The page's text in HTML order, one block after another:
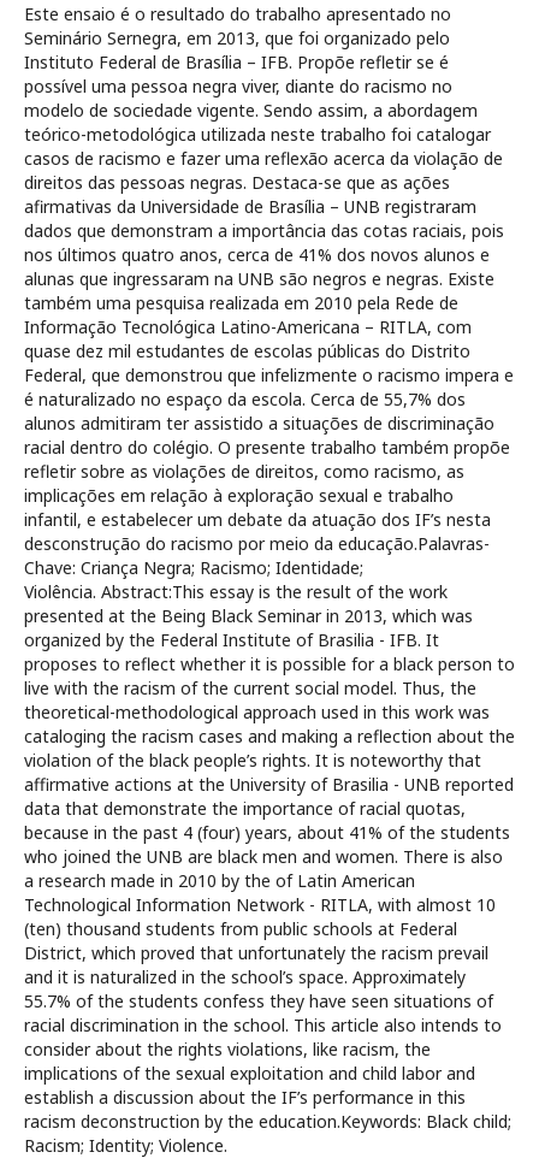
Este ensaio é o resultado do trabalho apresentado no
Seminário Sernegra, em 2013, que foi organizado pelo
Instituto Federal de Brasília – IFB. Propõe refletir se é
possível uma pessoa negra viver, diante do racismo no
modelo de sociedade vigente. Sendo assim, a abordagem
teórico-metodológica utilizada neste trabalho foi catalogar
casos de racismo e fazer uma reflexão acerca da violação de
direitos das pessoas negras. Destaca-se que as ações
afirmativas da Universidade de Brasília – UNB registraram
dados que demonstram a importância das cotas raciais, pois
nos últimos quatro anos, cerca de 41% dos novos alunos e
alunas que ingressaram na UNB são negros e negras. Existe
também uma pesquisa realizada em 2010 pela Rede de
Informação Tecnológica Latino-Americana – RITLA, com
quase dez mil estudantes de escolas públicas do Distrito
Federal, que demonstrou que infelizmente o racismo impera e
é naturalizado no espaço da escola. Cerca de 55,7% dos
alunos admitiram ter assistido a situações de discriminação
racial dentro do colégio. O presente trabalho também propõe
refletir sobre as violações de direitos, como racismo, as
implicações em relação à exploração sexual e trabalho
infantil, e estabelecer um debate da atuação dos IF’s nesta
desconstrução do racismo por meio da educação.Palavras-
Chave: Criança Negra; Racismo; Identidade;
Violência. Abstract:This essay is the result of the work
presented at the Being Black Seminar in 2013, which was
organized by the Federal Institute of Brasilia - IFB. It
proposes to reflect whether it is possible for a black person to
live with the racism of the current social model. Thus, the
theoretical-methodological approach used in this work was
cataloging the racism cases and making a reflection about the
violation of the black people’s rights. It is noteworthy that
affirmative actions at the University of Brasilia - UNB reported
data that demonstrate the importance of racial quotas,
because in the past 4 (four) years, about 41% of the students
who joined the UNB are black men and women. There is also
a research made in 2010 by the of Latin American
Technological Information Network - RITLA, with almost 10
(ten) thousand students from public schools at Federal
District, which proved that unfortunately the racism prevail
and it is naturalized in the school’s space. Approximately
55.7% of the students confess they have seen situations of
racial discrimination in the school. This article also intends to
consider about the rights violations, like racism, the
implications of the sexual exploitation and child labor and
establish a discussion about the IF’s performance in this
racism deconstruction by the education.Keywords: Black child;
Racism; Identity; Violence.